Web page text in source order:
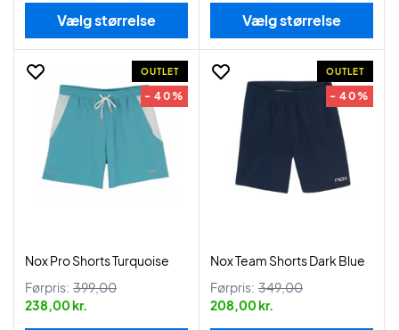
Vælg størrelse Vælg størrelse
OUTLET
- 40%
Nox Pro Shorts Turquoise
Førpris: 399,00
238,00 kr.
OUTLET
- 40%
Nox Team Shorts Dark Blue
Førpris: 349,00
208,00 kr.